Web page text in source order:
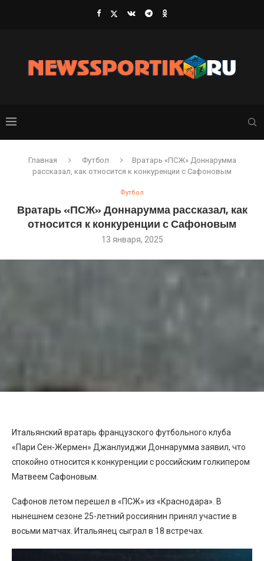
Главная Футбол
Вратарь «ПСЖ» Доннарумма
рассказал, как относится к конкуренции с Сафоновым
Футбол
Вратарь «ПСЖ» Доннарумма рассказал, как
относится к конкуренции с Сафоновым
13 января, 2025
Итальянский вратарь французского футбольного клуба
«Пари Сен-Жермен» Джанлуиджи Доннарумма заявил, что
спокойно относится к конкуренции с российским голкипером
Матвеем Сафоновым.
Сафонов летом перешел в «ПСЖ» из «Краснодара». В
нынешнем сезоне 25-летний россиянин принял участие в
восьми матчах. Итальянец сыграл в 18 встречах.